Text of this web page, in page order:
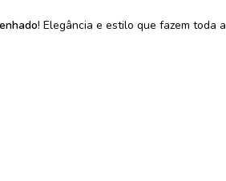
! Elegância e estilo que fazem toda a